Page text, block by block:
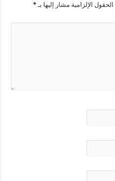
الحقول الإلزامية مشار إليها بـ*